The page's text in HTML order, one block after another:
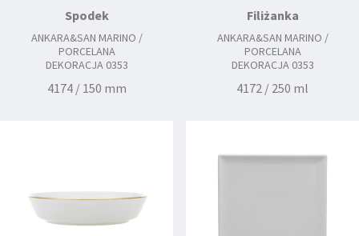
Spodek
ANKARA&SAN MARINO /
PORCELANA
DEKORACJA 0353
4174 / 150 mm
Filiżanka
ANKARA&SAN MARINO /
PORCELANA
DEKORACJA 0353
4172 / 250 ml